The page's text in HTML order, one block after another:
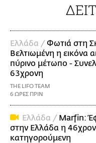
Ελλάδα /Φωτιά στη
Βελτιωμένη η εικόνα
πύρινο μέτωπο -
63χρονη
THE LIFO TEAM
6 ΩΡΕΣ ΠΡΙΝ
Ελλάδα / Marfin:
στην Ελλάδα η
κατηγορούμενη